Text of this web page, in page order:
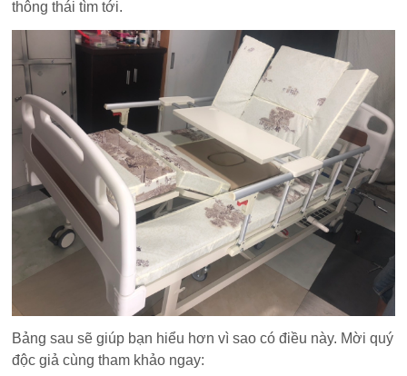
thông thái tìm tới.
Bảng sau sẽ giúp bạn hiểu hơn vì sao có điều này. Mời quý
độc giả cùng tham khảo ngay: